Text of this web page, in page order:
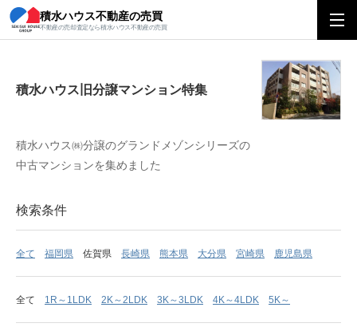
積水ハウス不動産の売買
不動産の売却査定なら積水ハウス不動産の売買
積水ハウス旧分譲マンション特集
積水ハウス旧分譲マンション特集
積水ハウス㈱分譲のグランドメゾンシリーズの
中古マンションを集めました
検索条件
全て 福岡県 佐賀県 長崎県 熊本県 大分県 宮崎県 鹿児島県
全て 1R～1LDK 2K～2LDK 3K～3LDK 4K～4LDK 5K～